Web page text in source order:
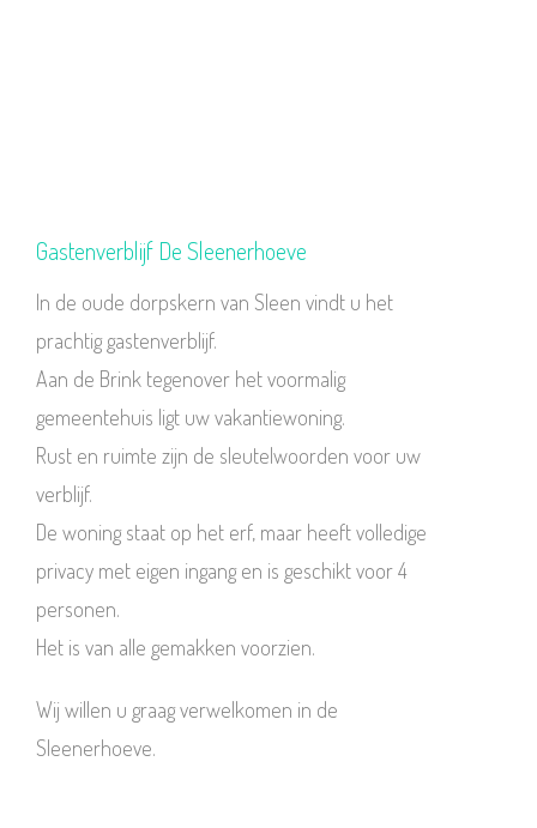
Gastenverblijf De Sleenerhoeve
In de oude dorpskern van Sleen vindt u het
prachtig gastenverblijf.
Aan de Brink tegenover het voormalig
gemeentehuis ligt uw vakantiewoning.
Rust en ruimte zijn de sleutelwoorden voor uw
verblijf.
De woning staat op het erf, maar heeft volledige
privacy met eigen ingang en is geschikt voor 4
personen.
Het is van alle gemakken voorzien.
Wij willen u graag verwelkomen in de
Sleenerhoeve.